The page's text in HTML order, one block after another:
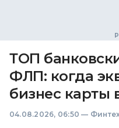
ТОП
ФЛП: когда
бизнес карты
04.08.2026, 06:50 —